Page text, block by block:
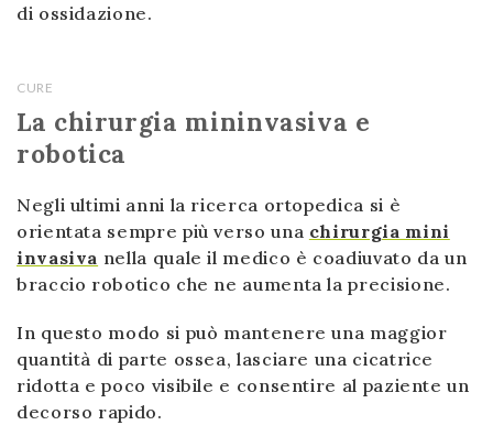
di ossidazione.
CURE
La chirurgia mininvasiva e
robotica
Negli ultimi anni la ricerca ortopedica si è
orientata sempre più verso una chirurgia mini
invasiva nella quale il medico è coadiuvato da un
braccio robotico che ne aumenta la precisione.
In questo modo si può mantenere una maggior
quantità di parte ossea, lasciare una cicatrice
ridotta e poco visibile e consentire al paziente un
decorso rapido.